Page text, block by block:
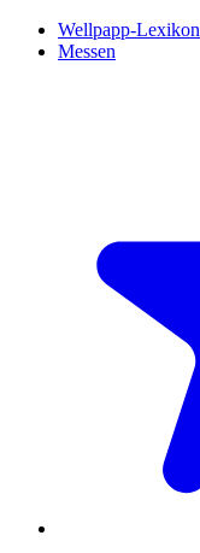
Wellpapp-Lexikon
Messen